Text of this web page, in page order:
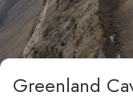
Greenland